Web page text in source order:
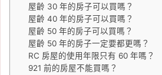
屋齡 30 年的房子可以買嗎？
屋齡 40 年的房子可以買嗎？
屋齡 50 年的房子可以買嗎？
屋齡 50 年的房子一定要都更嗎？
RC 房屋的使用年限只有 60 年嗎？
921 前的房屋不能買嗎？